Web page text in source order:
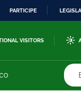
PARTICIPE
VISITORS